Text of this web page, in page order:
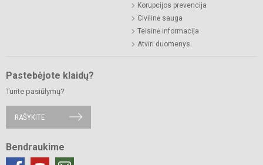
Korupcijos prevencija
Civilinė sauga
Teisinė informacija
Atviri duomenys
Pastebėjote klaidų?
Turite pasiūlymų?
RAŠYKITE
Bendraukime